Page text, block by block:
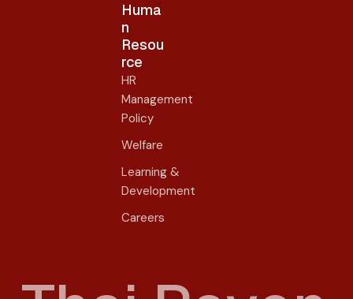
Huma
n
Resou
rce
HR
Management
Policy
Welfare
Learning &
Development
Careers